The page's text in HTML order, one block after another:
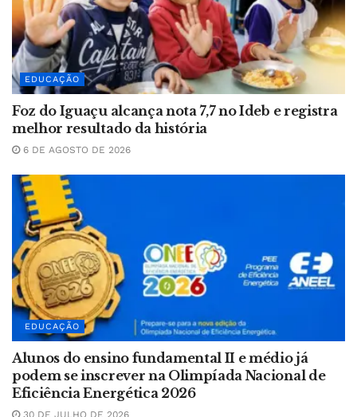
EDUCAÇÃO
Foz do Iguaçu alcança nota 7,7 no Ideb e registra
melhor resultado da história
6 DE AGOSTO DE 2026
EDUCAÇÃO
Alunos do ensino fundamental II e médio já
podem se inscrever na Olimpíada Nacional de
Eficiência Energética 2026